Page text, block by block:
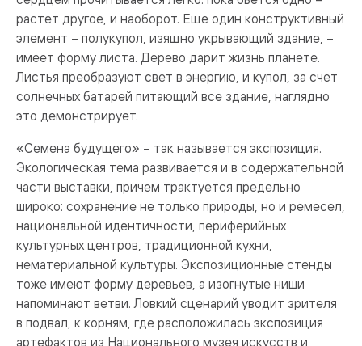
растет другое, и наоборот. Еще один конструктивный
элемент – полукупол, изящно укрывающий здание, –
имеет форму листа. Дерево дарит жизнь планете.
Листья преобразуют свет в энергию, и купол, за счет
солнечных батарей питающий все здание, наглядно
это демонстрирует.
«Семена будущего» – так называется экспозиция.
Экологическая тема развивается и в содержательной
части выставки, причем трактуется предельно
широко: сохранение не только природы, но и ремесел,
национальной идентичности, периферийных
культурных центров, традиционной кухни,
нематериальной культуры. Экспозиционные стенды
тоже имеют форму деревьев, а изогнутые ниши
напоминают ветви. Ловкий сценарий уводит зрителя
в подвал, к корням, где расположилась экспозиция
артефактов из Национального музея искусств и